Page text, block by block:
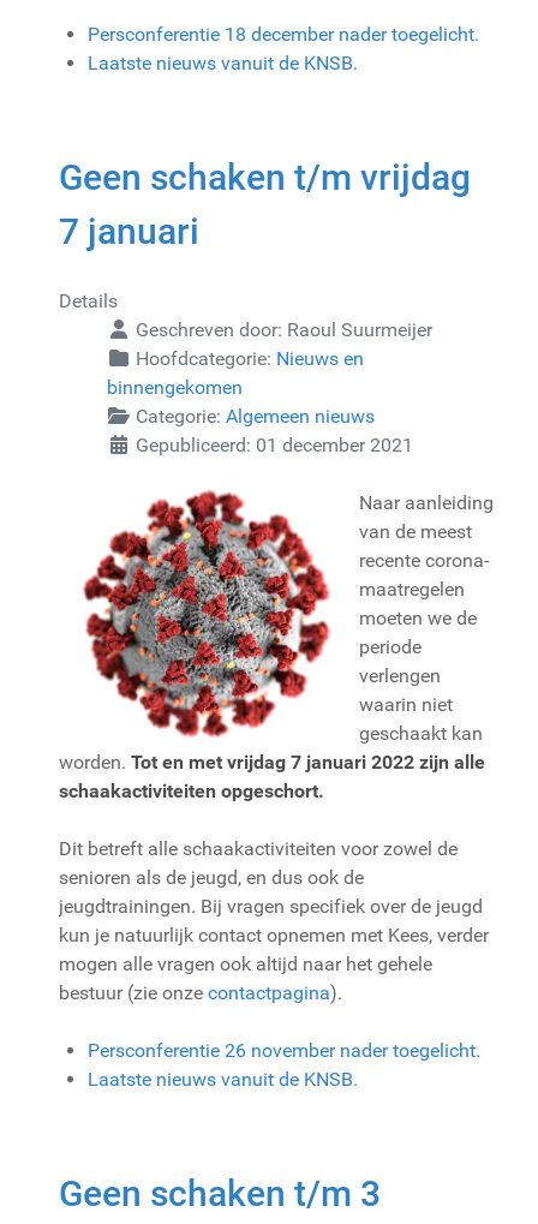
Persconferentie 18 december nader toegelicht.
Laatste nieuws vanuit de KNSB.
Geen schaken t/m vrijdag
7 januari
Details
Geschreven door: Raoul Suurmeijer
Hoofdcategorie: Nieuws en
binnengekomen
Categorie: Algemeen nieuws
Gepubliceerd: 01 december 2021
Naar aanleiding
van de meest
recente corona-
maatregelen
moeten we de
periode
verlengen
waarin niet
geschaakt kan
worden. Tot en met vrijdag 7 januari 2022 zijn alle
schaakactiviteiten opgeschort.
Dit betreft alle schaakactiviteiten voor zowel de
senioren als de jeugd, en dus ook de
jeugdtrainingen. Bij vragen specifiek over de jeugd
kun je natuurlijk contact opnemen met Kees, verder
mogen alle vragen ook altijd naar het gehele
bestuur (zie onze contactpagina).
Persconferentie 26 november nader toegelicht.
Laatste nieuws vanuit de KNSB.
Geen schaken t/m 3